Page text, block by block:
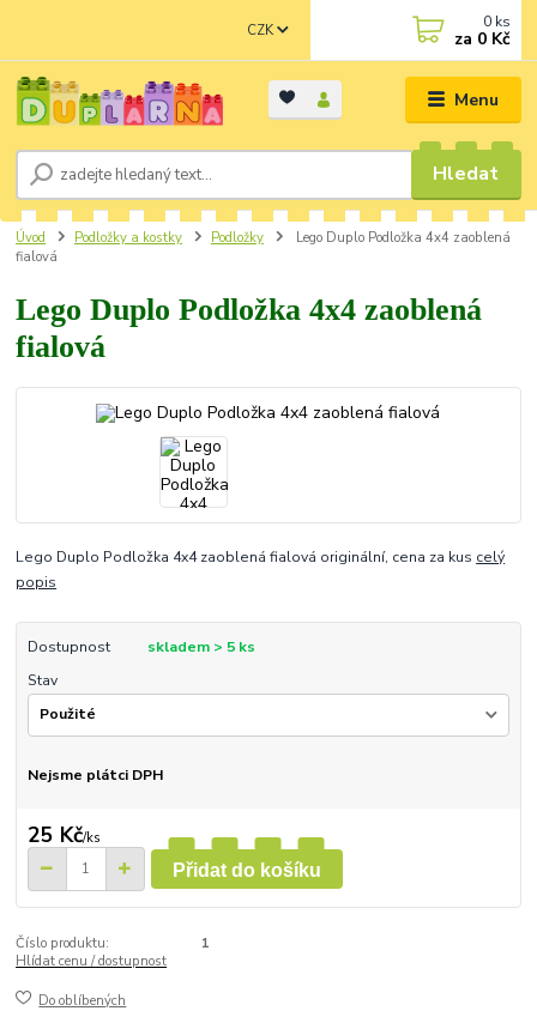
Menu
CZK
Hledat
0 ks
za 0 Kč
Úvod Podložky a kostky Podložky
Lego Duplo Podložka 4x4 zaoblená
fialová
Lego Duplo Podložka 4x4 zaoblená
fialová
Lego Duplo Podložka 4x4 zaoblená fialová originální, cena za kus celý
popis
Dostupnost
skladem > 5 ks
Stav
Nejsme plátci DPH
25 Kč/ks
Přidat do košíku
Číslo produktu:
1
Hlídat cenu / dostupnost
Do oblíbených